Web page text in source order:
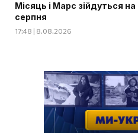
Місяць і Марс зійдуться
серпня
17:48 | 8.08.2026